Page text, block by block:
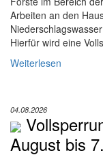
Arbeiten an den
Hierfür wird eine
Weiterlesen
04.08.2026
August bis